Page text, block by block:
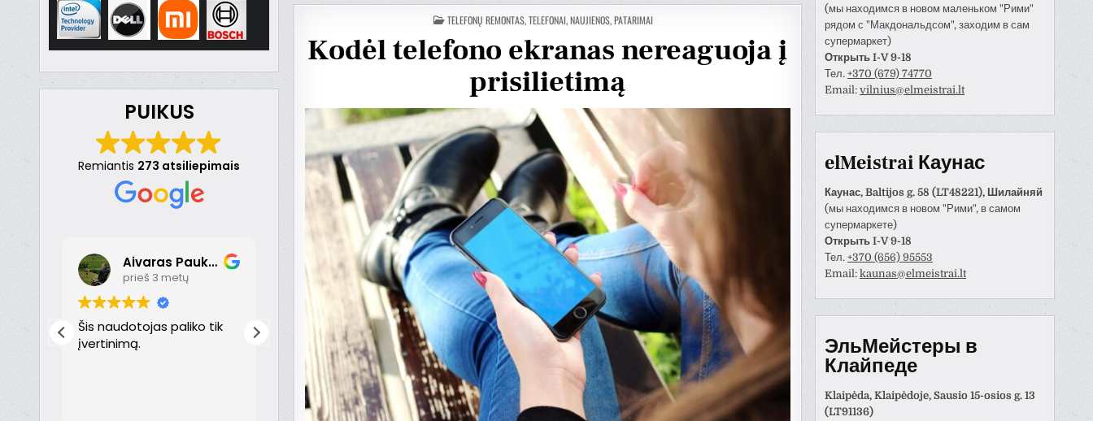
PUIKUS
Remiantis 273 atsiliepimais
Aivaras Paukste
prieš 3 metų
Šis naudotojas paliko tik
įvertinimą.
Donatas Krv
prieš 3 metų
Puikiai!
Vytautas Ragaisis
prieš 3 metų
Šis naudotojas paliko tik
įvertinimą.
Anastazija Lukoševičienė
prieš 3 metų
Šis naudotojas paliko tik
įvertinimą.
prieš 3 metų
greitai bei kokybiškai
atliktas darbas.
ПОМЕЩЕНО
В
TELEFONŲ REMONTAS, TELEFONAI, NAUJIENOS, PATARIMAI
Kodėl telefono ekranas nereaguoja į
prisilietimą
(мы находимся в новом маленьком "Рими"
рядом с "Макдональдсом", заходим в сам
супермаркет)
Открыть I-V 9-18
Тел. +370 (679) 74770
Email: vilnius@elmeistrai.lt
elMeistrai Каунас
Каунас, Baltijos g. 58 (LT48221), Шилайняй
(мы находимся в новом "Рими", в самом
супермаркете)
Открыть I-V 9-18
Тел. +370 (656) 95553
Email: kaunas@elmeistrai.lt
ЭльМейстеры в
Клайпеде
Klaipėda, Klaipėdoje, Sausio 15-osios g. 13
(LT91136)